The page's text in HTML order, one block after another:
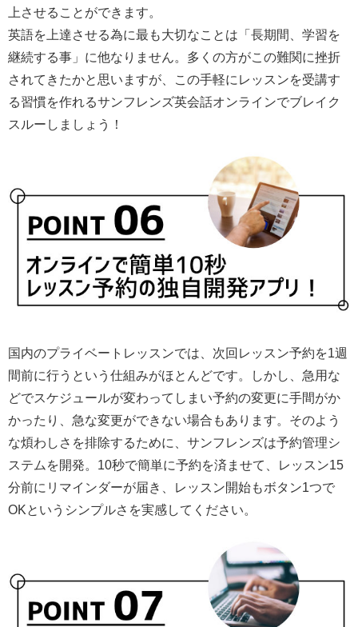
上させることができます。
英語を上達させる為に最も大切なことは「長期間、学習を
継続する事」に他なりません。多くの方がこの難関に挫折
されてきたかと思いますが、この手軽にレッスンを受講す
る習慣を作れるサンフレンズ英会話オンラインでブレイク
スルーしましょう！
国内のプライベートレッスンでは、次回レッスン予約を1週
間前に行うという仕組みがほとんどです。しかし、急用な
どでスケジュールが変わってしまい予約の変更に手間がか
かったり、急な変更ができない場合もあります。そのよう
な煩わしさを排除するために、サンフレンズは予約管理シ
ステムを開発。10秒で簡単に予約を済ませて、レッスン15
分前にリマインダーが届き、レッスン開始もボタン1つで
OKというシンプルさを実感してください。